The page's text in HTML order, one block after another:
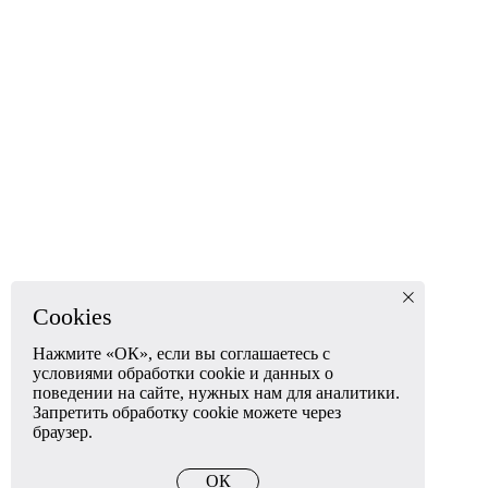
Cookies
Нажмите «ОК», если вы соглашаетесь с
условиями обработки cookie и данных о
поведении на сайте, нужных нам для аналитики.
Запретить обработку cookie можете через
браузер.
ОК